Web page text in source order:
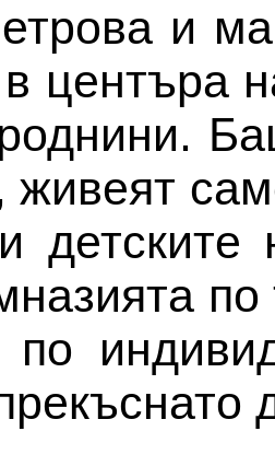
и
в центъра
живеят
по